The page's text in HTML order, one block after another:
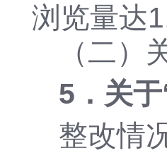
浏览量达
（二）
5 ． 关于
整改情